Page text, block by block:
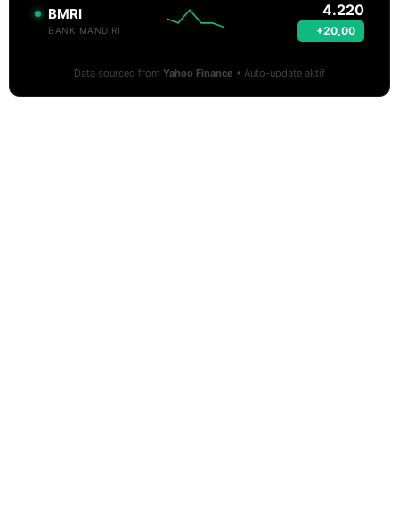
BMRI
BANK MANDIRI
4.220
+20,00
Data sourced from Yahoo Finance • Auto-update aktif